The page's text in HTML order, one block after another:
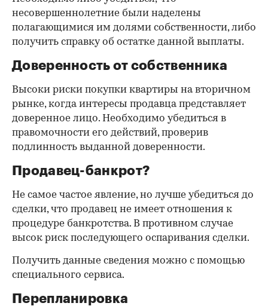
несовершеннолетние были наделены
полагающимися им долями собственности, либо
получить справку об остатке данной выплаты.
Доверенность от собственника
Высоки риски покупки квартиры на вторичном
рынке, когда интересы продавца представляет
доверенное лицо. Необходимо убедиться в
правомочности его действий, проверив
подлинность выданной доверенности.
Продавец-банкрот?
Не самое частое явление, но лучше убедиться до
сделки, что продавец не имеет отношения к
процедуре банкротства. В противном случае
высок риск последующего оспаривания сделки.
Получить данные сведения можно с помощью
специального сервиса.
Перепланировка